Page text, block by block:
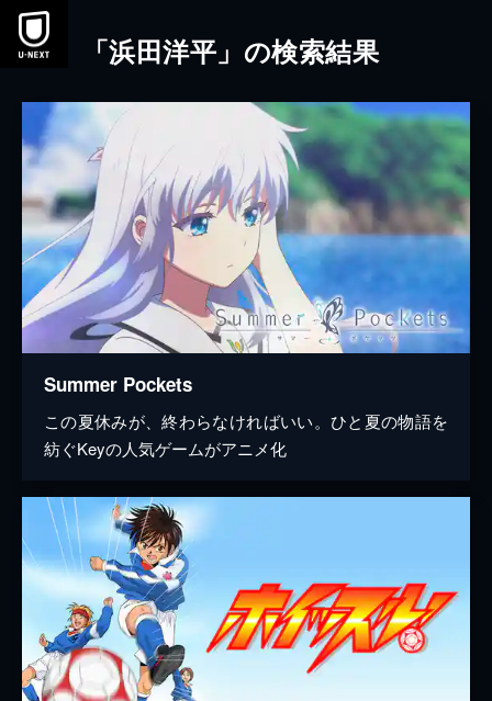
本文へスキップ
「浜田洋平」の検索結果
Summer Pockets
この夏休みが、終わらなければいい。ひと夏の物語を
紡ぐKeyの人気ゲームがアニメ化